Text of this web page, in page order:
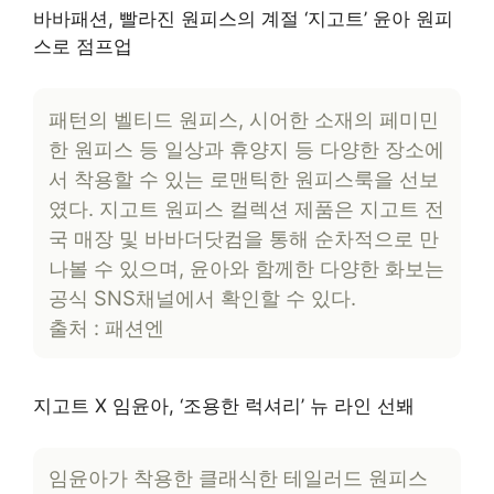
바바패션, 빨라진 원피스의 계절 ‘지고트’ 윤아 원피
스로 점프업
패턴의 벨티드 원피스, 시어한 소재의 페미민
한 원피스 등 일상과 휴양지 등 다양한 장소에
서 착용할 수 있는 로맨틱한 원피스룩을 선보
였다. 지고트 원피스 컬렉션 제품은 지고트 전
국 매장 및 바바더닷컴을 통해 순차적으로 만
나볼 수 있으며, 윤아와 함께한 다양한 화보는
공식 SNS채널에서 확인할 수 있다.
출처 : 패션엔
지고트 X 임윤아, ‘조용한 럭셔리’ 뉴 라인 선봬
임윤아가 착용한 클래식한 테일러드 원피스